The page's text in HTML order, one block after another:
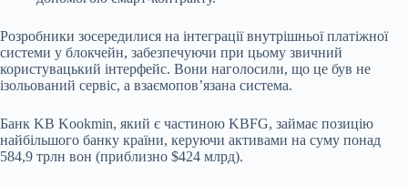
Розробники зосередилися на інтеграції внутрішньої платіжної
системи у блокчейн, забезпечуючи при цьому звичний
користувацький інтерфейс. Вони наголосили, що це був не
ізольований сервіс, а взаємопов’язана система.
Банк KB Kookmin, який є частиною KBFG, займає позицію
найбільшого банку країни, керуючи активами на суму понад
584,9 трлн вон (приблизно $424 млрд).